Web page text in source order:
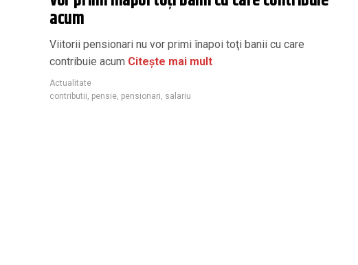
acum
Viitorii pensionari nu vor primi înapoi toţi banii cu care
contribuie acum Citește mai mult
Actualitate
contributii pensie pensionari salariu